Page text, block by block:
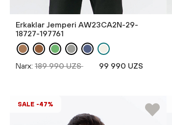
Erkaklar Jemperi AW23CA2N-29-
18727-197761
Narx: 189 990 UZS 99 990 UZS
SALE -47%